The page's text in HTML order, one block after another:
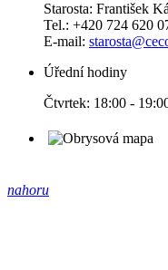
Starosta: František
Tel.: +420 724 620
E-mail:
Úřední hodiny
Čtvrtek: 18:00 -
nahoru